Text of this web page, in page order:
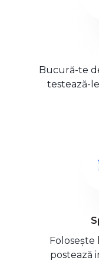
Bucură-te
testează-
postează